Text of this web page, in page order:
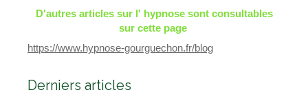
D'autres articles sur l' hypnose sont consultables
sur cette page
https://www.hypnose-gourguechon.fr/blog
Derniers articles